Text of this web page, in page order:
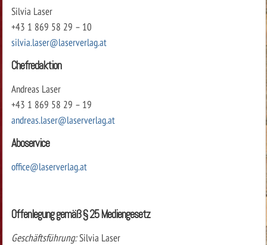
Silvia Laser
+43 1 869 58 29 – 10
silvia.laser@laserverlag.at
Chefredaktion
Andreas Laser
+43 1 869 58 29 – 19
andreas.laser@laserverlag.at
Aboservice
office@laserverlag.at
Offenlegung gemäß § 25 Mediengesetz
Geschäftsführung:Silvia Laser